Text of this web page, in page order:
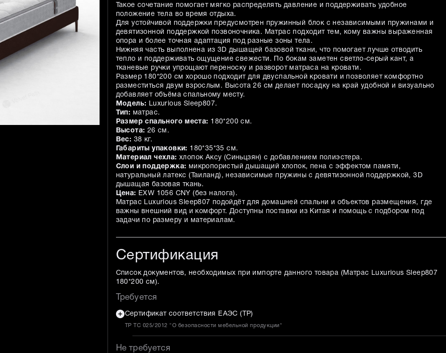
Такое сочетание помогает мягко распределять давление и поддерживать удобное
положение тела во время отдыха.
Для устойчивой поддержки предусмотрен пружинный блок с независимыми пружинами и
девятизонной поддержкой позвоночника. Матрас подходит тем, кому важны выраженная
опора и более точная адаптация под разные зоны тела.
Нижняя часть выполнена из 3D дышащей базовой ткани, что помогает лучше отводить
тепло и поддерживать ощущение свежести. По бокам заметен светло-серый кант, а
тканевые ручки упрощают переноску и разворот матраса на кровати.
Размер 180*200 см хорошо подходит для двуспальной кровати и позволяет комфортно
разместиться двум взрослым. Высота 26 см делает посадку на край удобной и визуально
добавляет объёма спальному месту.
Модель:
Luxurious Sleep807.
Тип: матрас.
Размер спального места: 180*200 см.
Высота: 26 см.
Вес: 38 кг.
Габариты упаковки: 180*35*35 см.
Материал чехла: хлопок Аксу (Синьцзян) с добавлением полиэстера.
Слои и поддержка: микропористый дышащий хлопок, пена с эффектом памяти,
натуральный латекс (Таиланд), независимые пружины с девятизонной поддержкой, 3D
дышащая базовая ткань.
Цена:
EXW 1056 CNY (без налога).
Матрас Luxurious Sleep807 подойдёт для домашней спальни и объектов размещения, где
важны внешний вид и комфорт. Доступны поставки из Китая и помощь с подбором под
задачи по размеру и материалам.
Сертификация
Список документов, необходимых при импорте данного товара ( Матрас Luxurious Sleep807
180*200 см ).
Требуется
Сертификат соответствия ЕАЭС (ТР)
ТР ТС 025/2012 "О безопасности мебельной продукции"
Не требуется